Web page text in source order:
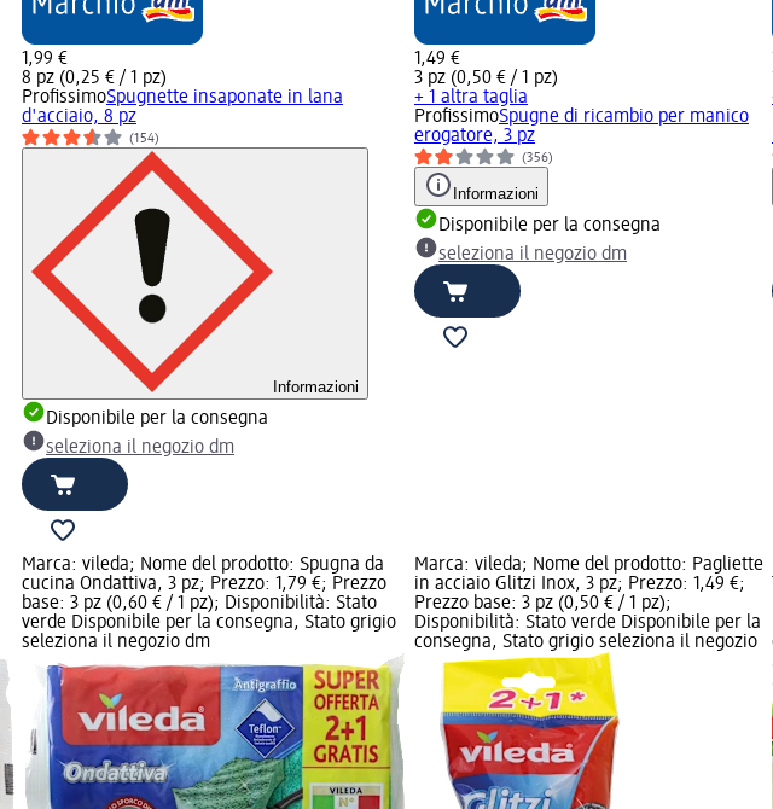
1,99 €
8 pz (0,25 € / 1 pz)
ProfissimoSpugnette insaponate in lana
d'acciaio, 8 pz
(154)
Informazioni
Disponibile per la consegna
seleziona il negozio dm
1,49 €
3 pz (0,50 € / 1 pz)
+ 1 altra taglia
ProfissimoSpugne di ricambio per manico
erogatore, 3 pz
(356)
Informazioni
Disponibile per la consegna
seleziona il negozio dm
Marca: vileda; Nome del prodotto: Spugna da
cucina Ondattiva, 3 pz; Prezzo: 1,79 €; Prezzo
base: 3 pz (0,60 € / 1 pz); Disponibilità: Stato
verde Disponibile per la consegna, Stato grigio
seleziona il negozio dm
Marca: vileda; Nome del prodotto: Pagliette
in acciaio Glitzi Inox, 3 pz; Prezzo: 1,49 €;
Prezzo base: 3 pz (0,50 € / 1 pz);
Disponibilità: Stato verde Disponibile per la
consegna, Stato grigio seleziona il negozio